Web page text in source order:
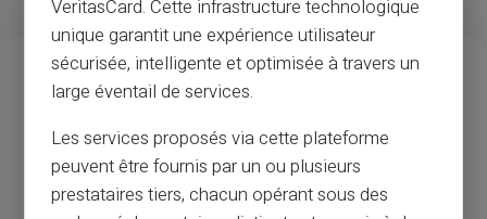
13
Ani de experiență
37M
comercianților și
bancomatelor
VeritasCard. Cette infrastructure technologique
unique garantit une expérience utilisateur
sécurisée, intelligente et optimisée à travers un
large éventail de services.
Les services proposés via cette plateforme
peuvent être fournis par un ou plusieurs
prestataires tiers, chacun opérant sous des